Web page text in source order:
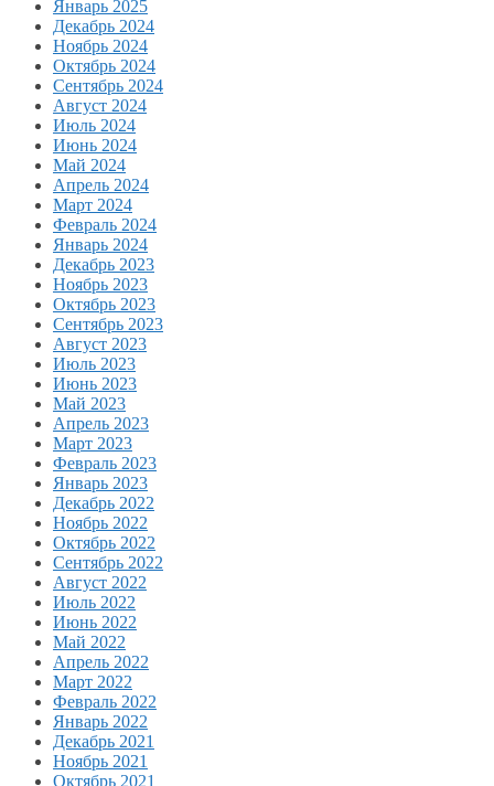
Январь 2025
Декабрь 2024
Ноябрь 2024
Октябрь 2024
Сентябрь 2024
Август 2024
Июль 2024
Июнь 2024
Май 2024
Апрель 2024
Март 2024
Февраль 2024
Январь 2024
Декабрь 2023
Ноябрь 2023
Октябрь 2023
Сентябрь 2023
Август 2023
Июль 2023
Июнь 2023
Май 2023
Апрель 2023
Март 2023
Февраль 2023
Январь 2023
Декабрь 2022
Ноябрь 2022
Октябрь 2022
Сентябрь 2022
Август 2022
Июль 2022
Июнь 2022
Май 2022
Апрель 2022
Март 2022
Февраль 2022
Январь 2022
Декабрь 2021
Ноябрь 2021
Октябрь 2021